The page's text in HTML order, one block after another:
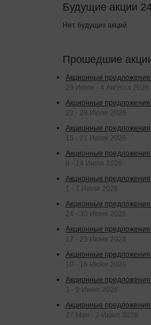
Будущие акции
Нет будущих акций
Прошедшие
Акционные
29 Июля - 4 Августа 2026
Акционные
22 - 28 Июля 2026
Акционные
15 - 21 Июля 2026
Акционные
8 - 14 Июля 2026
Акционные
1 - 7 Июля 2026
Акционные
24 - 30 Июня 2026
Акционные
17 - 23 Июня 2026
Акционные
10 - 16 Июня 2026
Акционные
3 - 9 Июня 2026
Акционные
27 Мая - 2 Июня 2026